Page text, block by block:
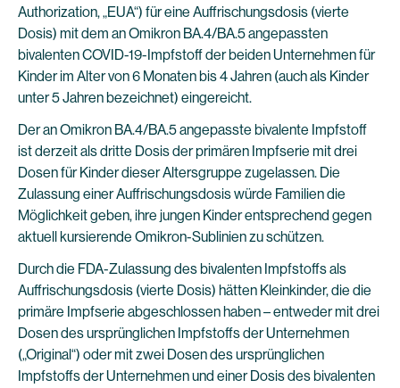
Authorization, „EUA“) für eine Auffrischungsdosis (vierte
Dosis) mit dem an Omikron BA.4/BA.5 angepassten
bivalenten COVID-19-Impfstoff der beiden Unternehmen für
Kinder im Alter von 6 Monaten bis 4 Jahren (auch als Kinder
unter 5 Jahren bezeichnet) eingereicht.
Der an Omikron BA.4/BA.5 angepasste bivalente Impfstoff
ist derzeit als dritte Dosis der primären Impfserie mit drei
Dosen für Kinder dieser Altersgruppe zugelassen. Die
Zulassung einer Auffrischungsdosis würde Familien die
Möglichkeit geben, ihre jungen Kinder entsprechend gegen
aktuell kursierende Omikron-Sublinien zu schützen.
Durch die FDA-Zulassung des bivalenten Impfstoffs als
Auffrischungsdosis (vierte Dosis) hätten Kleinkinder, die die
primäre Impfserie abgeschlossen haben – entweder mit drei
Dosen des ursprünglichen Impfstoffs der Unternehmen
(„Original“) oder mit zwei Dosen des ursprünglichen
Impfstoffs der Unternehmen und einer Dosis des bivalenten